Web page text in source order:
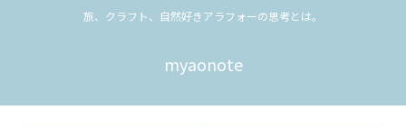
旅、クラフト、自然好きアラフォーの思考とは。
myaonote